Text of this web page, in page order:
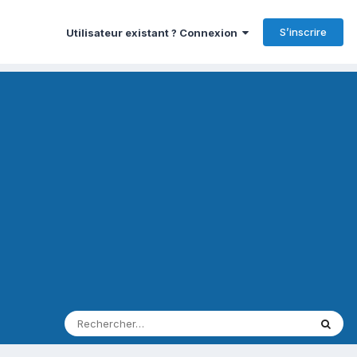
Utilisateur existant ? Connexion S’inscrire